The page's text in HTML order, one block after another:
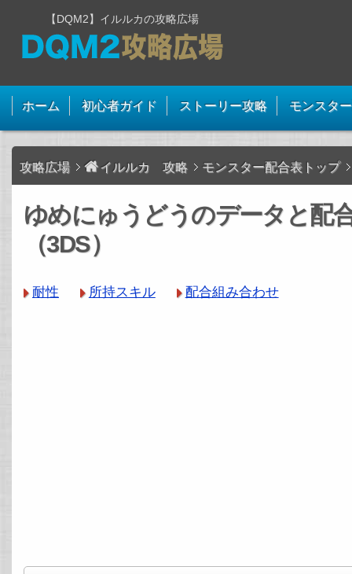
【DQM2】イルルカの攻略広場
ホーム 初心者ガイド ストーリー攻略 モンスタ
攻略広場 イルルカ 攻略 モンスター配合表トップ
ゆめにゅうどうのデータと
（3DS）
耐性 所持スキル 配合組み合わせ